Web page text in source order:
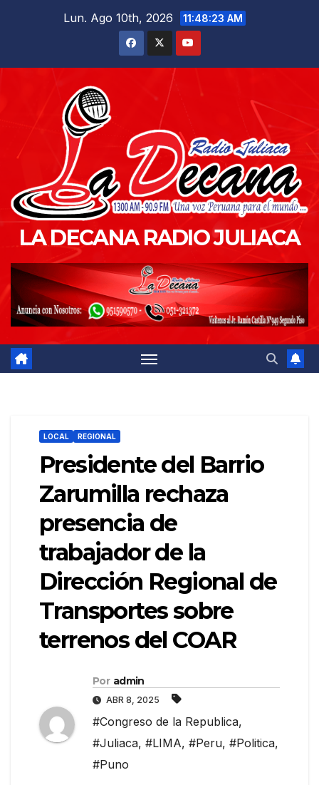
Lun. Ago 10th, 2026 11:48:24 AM
LA DECANA RADIO JULIACA
LOCAL REGIONAL
Presidente del Barrio
Zarumilla rechaza
presencia de
trabajador de la
Dirección Regional de
Transportes sobre
terrenos del COAR
Por admin
ABR 8, 2025
#Congreso de la Republica,
#Juliaca, #LIMA, #Peru, #Politica,
#Puno